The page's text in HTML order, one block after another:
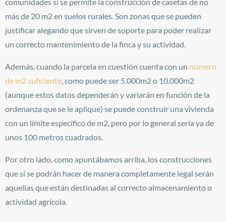
más de 20 m2 en suelos rurales. Son zonas que se pueden
justificar alegando que sirven de soporte para poder realizar
un correcto mantenimiento de la finca y su actividad.
Además, cuando la parcela en cuestión cuenta con un número
de m2 suficiente, como puede ser 5.000m2 o 10.000m2
(aunque estos datos dependerán y variarán en función de la
ordenanza que se le aplique) se puede construir una vivienda
con un límite específico de m2, pero por lo general sería ya de
unos 100 metros cuadrados.
Por otro lado, como apuntábamos arriba, los construcciones
que sí se podrán hacer de manera completamente legal serán
aquellas que están destinadas al correcto almacenamiento o
actividad agrícola.